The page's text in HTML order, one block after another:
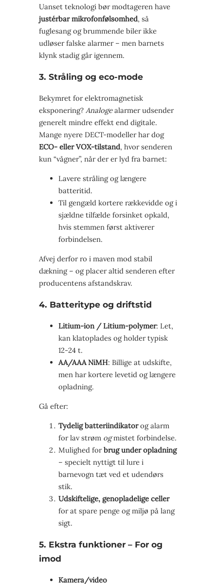
Uanset teknologi bør modtageren have
justérbar mikrofonfølsomhed, så
fuglesang og brummende biler ikke
udløser falske alarmer – men barnets
klynk stadig går igennem.
3. Stråling og eco-mode
Bekymret for elektromagnetisk
eksponering? Analogealarmer udsender
generelt mindre effekt end digitale.
Mange nyere DECT-modeller har dog
ECO- eller VOX-tilstand, hvor senderen
kun “vågner”, når der er lyd fra barnet:
Lavere stråling og længere
batteritid.
Til gengæld kortere rækkevidde og i
sjældne tilfælde forsinket opkald,
hvis stemmen først aktiverer
forbindelsen.
Afvej derfor ro i maven mod stabil
dækning – og placer altid senderen efter
producentens afstandskrav.
4. Batteritype og driftstid
Litium-ion / Litium-polymer: Let,
kan klatoplades og holder typisk
12-24 t.
AA/AAA NiMH: Billige at udskifte,
men har kortere levetid og længere
opladning.
Gå efter:
Tydelig batteriindikatorog alarm
for lav strøm ogmistet forbindelse.
Mulighed forbrug under opladning
– specielt nyttigt til lure i
barnevogn tæt ved et udendørs
stik.
Udskiftelige, genopladelige celler
for at spare penge og miljø på lang
sigt.
5. Ekstra funktioner – For og
imod
Kamera/video